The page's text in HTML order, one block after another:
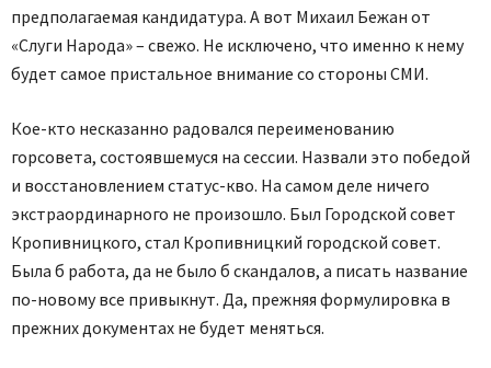
предполагаемая кандидатура. А вот Михаил Бежан от
«Слуги Народа» – свежо. Не исключено, что именно к нему
будет самое пристальное внимание со стороны СМИ.
Кое-кто несказанно радовался переименованию
горсовета, состоявшемуся на сессии. Назвали это победой
и восстановлением статус-кво. На самом деле ничего
экстраординарного не произошло. Был Городской совет
Кропивницкого, стал Кропивницкий городской совет.
Была б работа, да не было б скандалов, а писать название
по-новому все привыкнут. Да, прежняя формулировка в
прежних документах не будет меняться.